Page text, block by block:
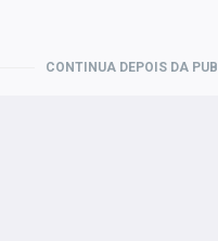
CONTINUA DEPOIS DA